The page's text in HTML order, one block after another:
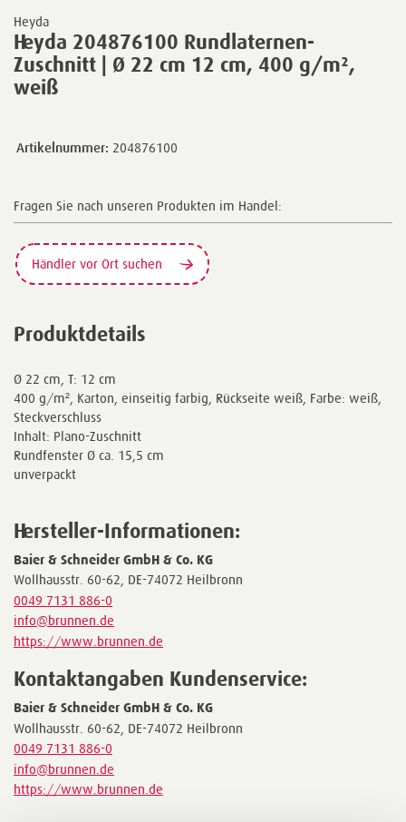
Heyda
Heyda 204876100 Rundlaternen-
Zuschnitt | Ø 22 cm 12 cm, 400 g/m²,
weiß
Artikelnummer: 204876100
Fragen Sie nach unseren Produkten im Handel:
Händler vor Ort suchen
Produktdetails
Ø 22 cm, T: 12 cm
400 g/m², Karton, einseitig farbig, Rückseite weiß, Farbe: weiß,
Steckverschluss
Inhalt: Plano-Zuschnitt
Rundfenster Ø ca. 15,5 cm
unverpackt
Hersteller-Informationen:
Baier & Schneider GmbH & Co. KG
Wollhausstr. 60-62, DE-74072 Heilbronn
0049 7131 886-0
info@brunnen.de
https://www.brunnen.de
Kontaktangaben Kundenservice:
Baier & Schneider GmbH & Co. KG
Wollhausstr. 60-62, DE-74072 Heilbronn
0049 7131 886-0
info@brunnen.de
https://www.brunnen.de